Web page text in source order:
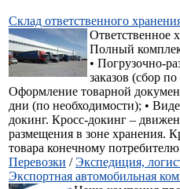
Склад ответственного
Ответственное
Полный
• Погрузочно-
заказов (сбор
Оформление товарной
дни (по необходимости); •
докинг. Кросс-докинг –
размещения в зоне хранения.
товара конечному
Перевозки /Экспедиция,
Экспортная автомобильная